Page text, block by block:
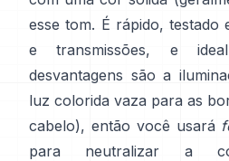
esse tom. É rápido, testado
e transmissões, e
desvantagens são a
luz colorida vaza para as
cabelo), então você usará
para neutralizar a